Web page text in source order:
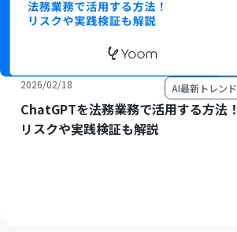
2026/02/18 AI最新トレンド
ChatGPTを法務業務で活用する方法！
リスクや実践検証も解説